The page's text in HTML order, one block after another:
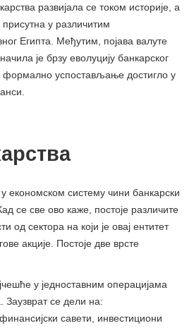
развијала се током историје, а
у различитим
Египта. Међутим, појава валуте
је брзу еволуцију банкарског
формално успостављање достигло у
економском систему чини банкарски
се све ово каже, постоје различите
од сектора на који је овај ентитет
акције. Постоје две врсте
у једноставним операцијама
Заузврат се дели на:
савети, инвестициони